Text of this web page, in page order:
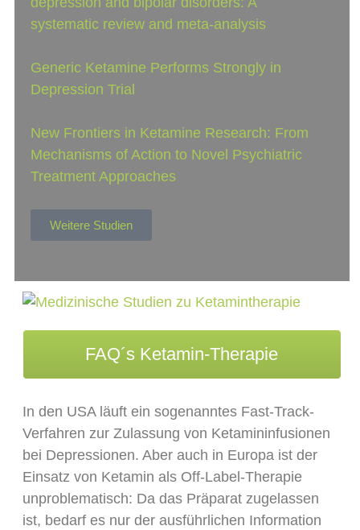
systematic review and meta-analysis
Generic Ketamine Performs Strongly in
Depression Trial
New Frontiers in Ketamine Research: From
Mechanisms of Action to Novel Psychiatric
Treatment Approaches
Weitere Studien
FAQ´s Ketamin-Therapie
In den USA läuft ein sogenanntes Fast-Track-
Verfahren zur Zulassung von Ketamininfusionen
bei Depressionen. Aber auch in Europa ist der
Einsatz von Ketamin als Off-Label-Therapie
unproblematisch: Da das Präparat zugelassen
ist, bedarf es nur der ausführlichen Information